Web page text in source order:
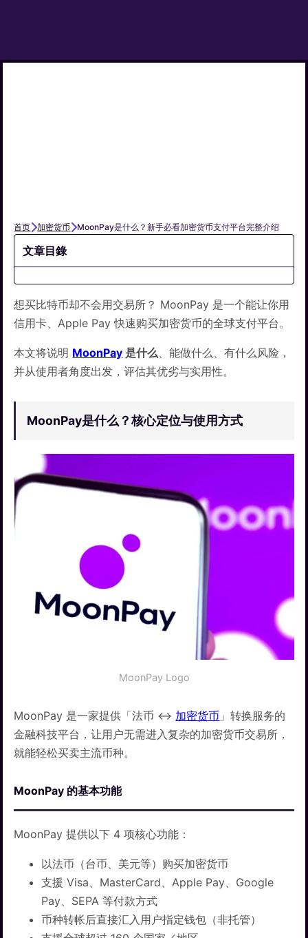
首页 加密货币 MoonPay是什么？新手必看加密货币支付平台完整介绍
文章目錄
想买比特币却不会用交易所？ MoonPay 是一个能让你用
信用卡、Apple Pay 快速购买加密货币的全球支付平台。
本文将说明 MoonPay 是什么、能做什么、有什么风险，
并从使用者角度出发，评估其优劣与实用性。
MoonPay是什么？核心定位与使用方式
MoonPay Logo
MoonPay 是一家提供「法币 ↔ 加密货币 」转换服务的
金融科技平台，让用户无需进入复杂的加密货币交易所，
就能轻松买卖主流币种。
MoonPay 的基本功能
MoonPay 提供以下 4 项核心功能：
以法币（台币、美元等）购买加密货币
支援 Visa、MasterCard、Apple Pay、Google
Pay、SEPA 等付款方式
币种转帐后直接汇入用户指定钱包（非托管）